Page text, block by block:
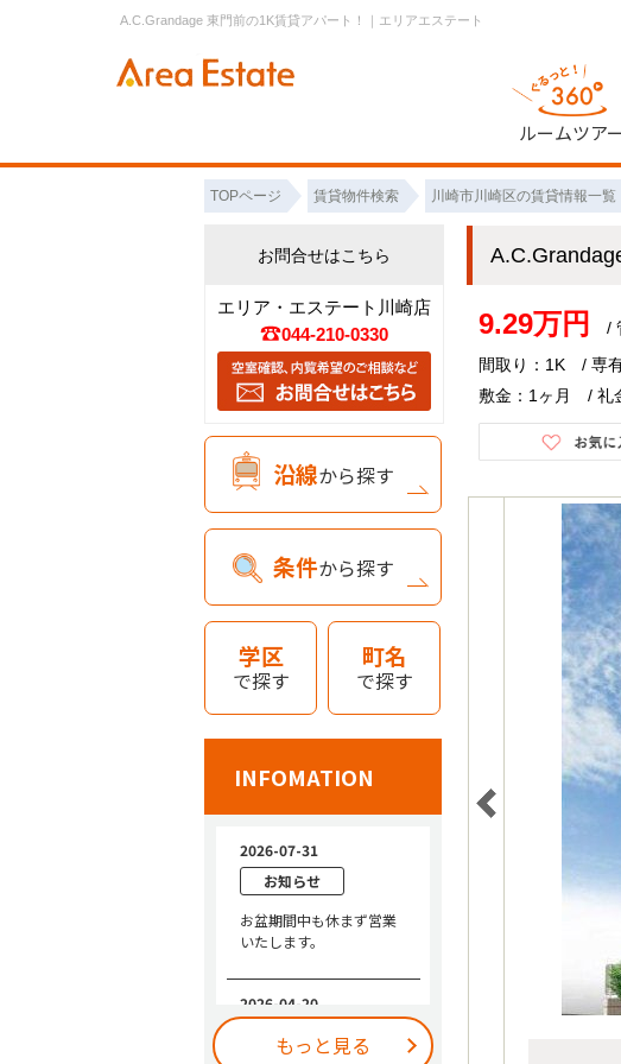
A.C.Grandage 東門前の1K賃貸アパート！｜エリアエステート
ルームツアー
TOPページ 賃貸物件検索 川崎市川崎区の賃貸情報一覧
9.29万円
/
間取り：1K / 専
敷金：1ヶ月 / 礼
お問合せはこちら
エリア・エステート川崎店
044-210-0330
沿線から探す
条件から探す
学区
で探す
町名
で探す
INFOMATION
もっと見る